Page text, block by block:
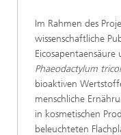
Im Rahmen des
wissenschaftliche
Phaeodactylum
bioaktiven
menschliche
in kosmetischen
beleuchteten